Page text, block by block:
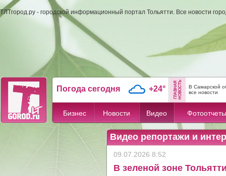
ТЛТгород.ру - городской информационный портал Тольятти. Все новости
Погода сегодня +24°
В Самарской
все новости
Бизнес Новости Видео Фотоотчеты
Видео репортажи и
09.07.2026 8:52
В зеленой зоне